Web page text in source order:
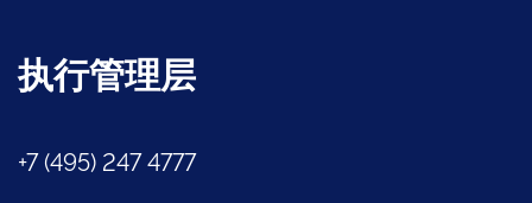
执行管理层
+7 (495) 247 4777